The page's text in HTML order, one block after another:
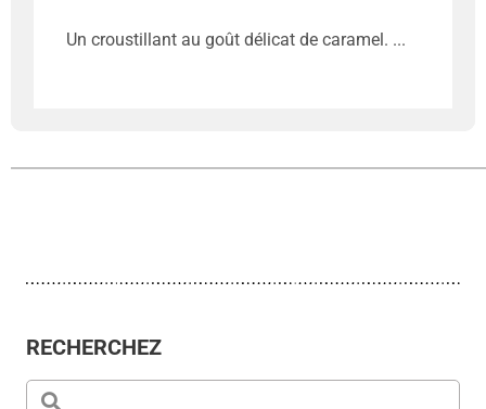
Un croustillant au goût délicat de caramel.
RECHERCHEZ